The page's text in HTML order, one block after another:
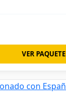
VER PAQUETE